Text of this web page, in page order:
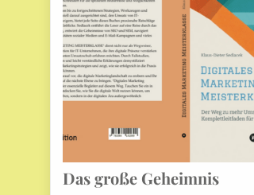
Das große Geheimnis